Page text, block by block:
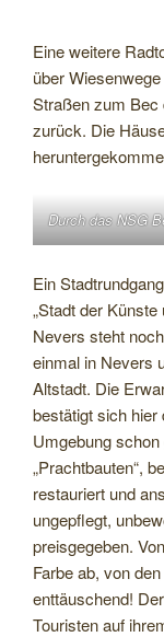
Eine weitere
über
Straßen zum Bec
zurück. Die
Durch das NSG
Ein
„Stadt der
Nevers steht
einmal in Nevers
Altstadt. Die
bestätigt sich hier
Umgebung
„Prachtbauten“,
restauriert und
ungepflegt,
preisgegeben.
Farbe ab, von
enttäuschend!
Touristen auf